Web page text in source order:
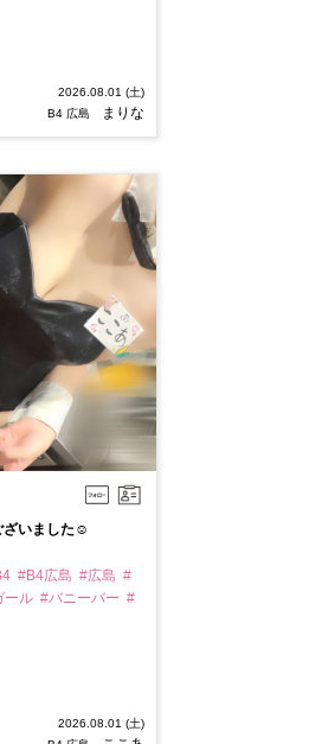
2026.08.01 (土)
B4 広島
まりな
ざいました☺️
#B4広島 #広島 #
ール #バニーバー #
2026.08.01 (土)